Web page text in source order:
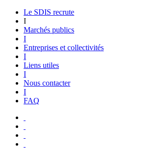
Le SDIS recrute
I
Marchés publics
I
Entreprises et collectivités
I
Liens utiles
I
Nous contacter
I
FAQ